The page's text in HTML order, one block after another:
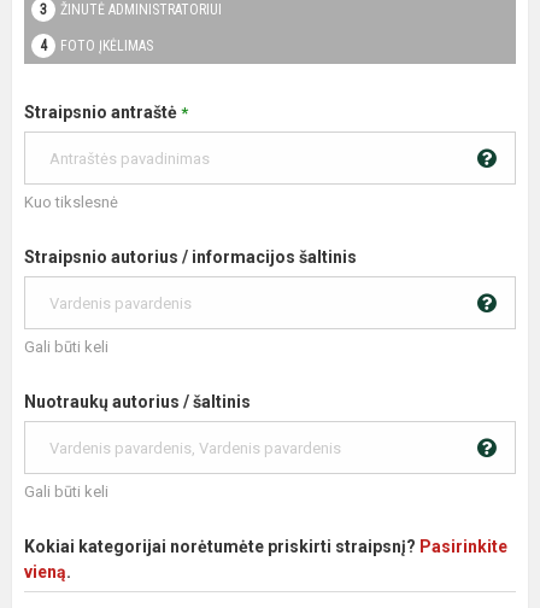
ŽINUTĖ ADMINISTRATORIUI
FOTO ĮKĖLIMAS
Straipsnio antraštė *
Kuo tikslesnė
Straipsnio autorius / informacijos šaltinis
Gali būti keli
Nuotraukų autorius / šaltinis
Gali būti keli
Kokiai kategorijai norėtumėte priskirti straipsnį? Pasirinkite
vieną.